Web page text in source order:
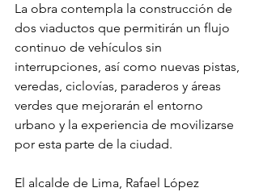
La obra contempla la construcción de
dos viaductos que permitirán un flujo
continuo de vehículos sin
interrupciones, así como nuevas pistas,
veredas, ciclovías, paraderos y áreas
verdes que mejorarán el entorno
urbano y la experiencia de movilizarse
por esta parte de la ciudad.
El alcalde de Lima, Rafael López